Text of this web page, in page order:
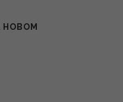
НОВОМ